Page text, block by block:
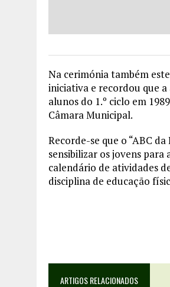
Na cerimónia também
iniciativa e recordou que
alunos do 1.º ciclo em
Câmara Municipal.
Recorde-se que o “ABC
sensibilizar os jovens
calendário de atividades
disciplina de educação
ARTIGOS RELACIONADOS